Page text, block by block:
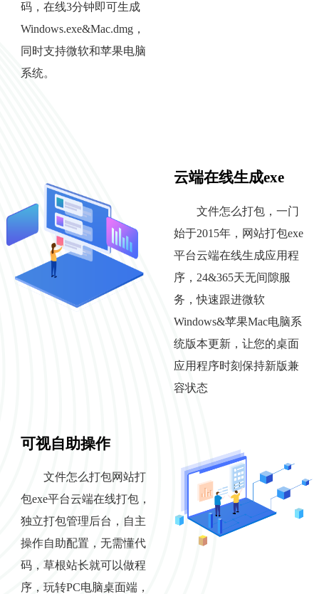
码，在线3分钟即可生成
Windows.exe&Mac.dmg，
同时支持微软和苹果电脑
系统。
云端在线生成exe
文件怎么打包，一门
始于2015年，网站打包exe
平台云端在线生成应用程
序，24&365天无间隙服
务，快速跟进微软
Windows&苹果Mac电脑系
统版本更新，让您的桌面
应用程序时刻保持新版兼
容状态
可视自助操作
文件怎么打包网站打
包exe平台云端在线打包，
独立打包管理后台，自主
操作自助配置，无需懂代
码，草根站长就可以做程
序，玩转PC电脑桌面端，